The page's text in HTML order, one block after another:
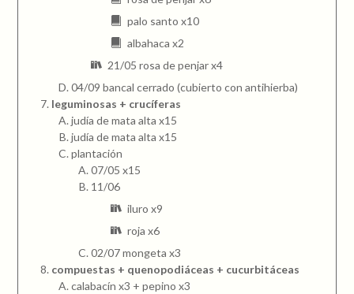
palo santo x10
albahaca x2
21/05 rosa de penjar x4
04/09 bancal cerrado (cubierto con antihierba)
leguminosas + crucíferas
judía de mata alta x15
judía de mata alta x15
plantación
07/05 x15
11/06
iluro x9
roja x6
02/07 mongeta x3
compuestas + quenopodiáceas + cucurbitáceas
calabacín x3 + pepino x3